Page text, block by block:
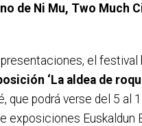
de Ni Mu, Two Much
el festival
‘La aldea de
que podrá verse del 5 al
exposiciones Euskaldun